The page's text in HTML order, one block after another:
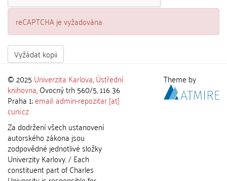
reCAPTCHA je vyžadována
Vyžádat kopii
© 2025 Univerzita Karlova,Ústřední
knihovna, Ovocný trh 560/5, 116 36
Praha 1;email: admin-repozitar [at]
cuni.cz
Za dodržení všech ustanovení
autorského zákona jsou
zodpovědné jednotlivé složky
Univerzity Karlovy. / Each
constituent part of Charles
Theme by